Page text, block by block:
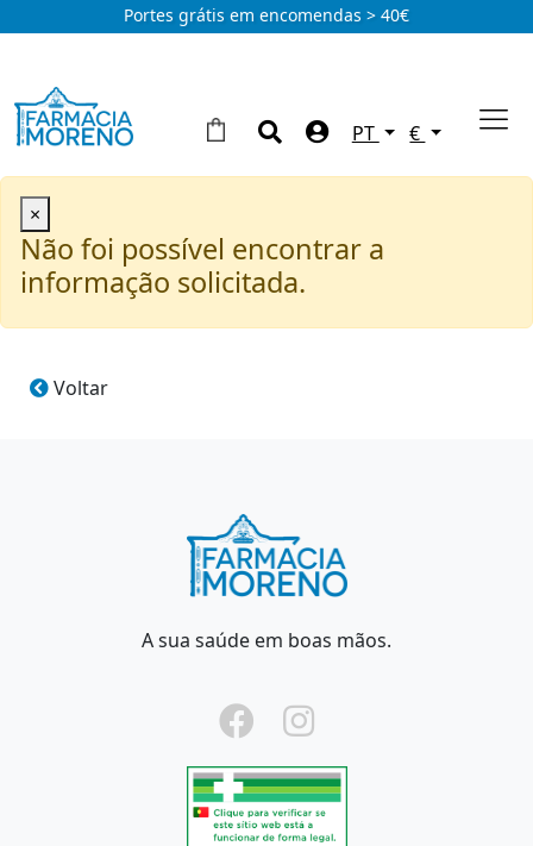
Portes grátis em encomendas > 40€
PT €
×
Não foi possível encontrar a
informação solicitada.
Voltar
A sua saúde em boas mãos.